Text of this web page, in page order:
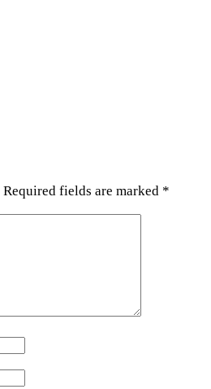
Required fields are marked *